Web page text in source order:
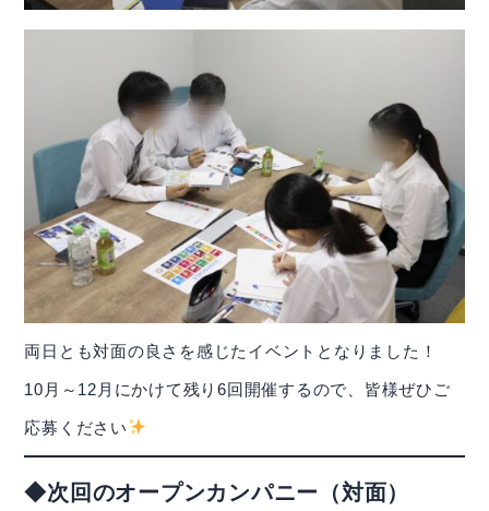
両日とも対面の良さを感じたイベントとなりました！
10月～12月にかけて残り6回開催するので、皆様ぜひご
応募ください
◆次回のオープンカンパニー（対面）